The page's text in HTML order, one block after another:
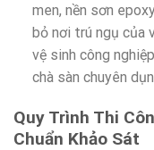
men, nền sơn
bỏ nơi trú ngụ của
vệ sinh công
chà sàn chuyên
Quy Trình Thi
Chuẩn Khảo Sát